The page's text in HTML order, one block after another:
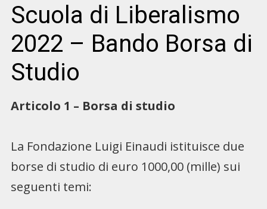
Scuola di Liberalismo
2022 – Bando Borsa di
Studio
Articolo 1 – Borsa di studio
La Fondazione Luigi Einaudi istituisce due
borse di studio di euro 1000,00 (mille) sui
seguenti temi: